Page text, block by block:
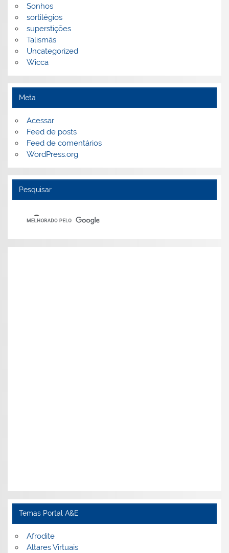
Sonhos
sortilégios
superstições
Talismãs
Uncategorized
Wicca
Meta
Acessar
Feed de posts
Feed de comentários
WordPress.org
Pesquisar
Temas Portal A&E
Afrodite
Altares Virtuais